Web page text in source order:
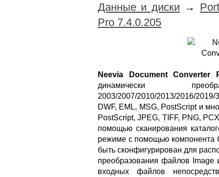
Данные и диски →
Pro 7.4.0.205
Neevia Document Converter
динамически
2003/2007/2010/2013/2016/
DWF, EML, MSG, PostScript и
PostScript, JPEG, TIFF, PNG,
помощью сканирования
режиме с помощью компонента
быть сконфигурирован для
преобразования файлов Image
входных файлов